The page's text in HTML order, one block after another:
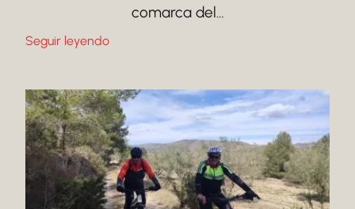
comarca del…
Seguir leyendo